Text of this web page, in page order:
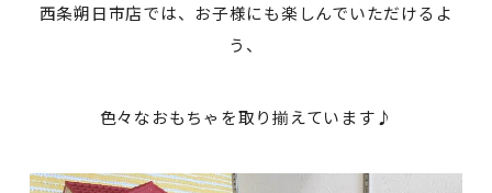
西条朔日市店では、お子様にも楽しんでいただけるよ
う、
色々なおもちゃを取り揃えています♪